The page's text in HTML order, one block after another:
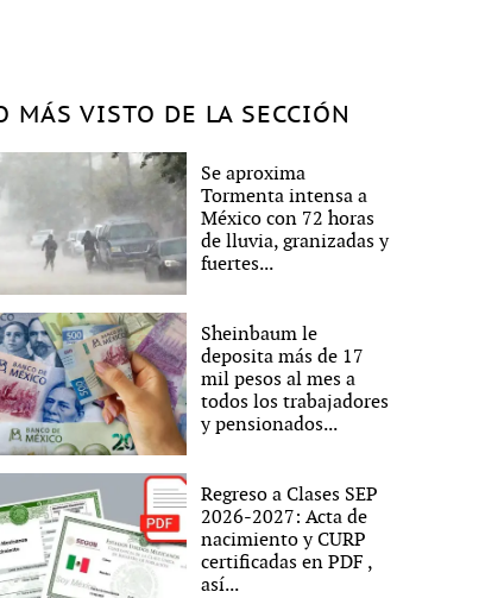
MÁS VISTO DE LA SECCIÓN
Se aproxima
Tormenta intensa a
México con 72 horas
de lluvia, granizadas y
fuertes...
Sheinbaum le
deposita más de 17
mil pesos al mes a
todos los trabajadores
y pensionados...
Regreso a Clases SEP
2026-2027: Acta de
nacimiento y CURP
certificadas en PDF ,
así...